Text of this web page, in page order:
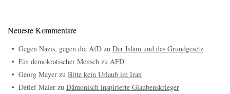
Neueste Kommentare
Gegen Nazis, gegen die AfD zu Der Islam und das Grundgesetz
Ein demokratischer Mensch zu AFD
Georg Mayer zu Bitte kein Urlaub im Iran
Detlef Maier zu Dämonisch inspirierte Glaubenskrieger